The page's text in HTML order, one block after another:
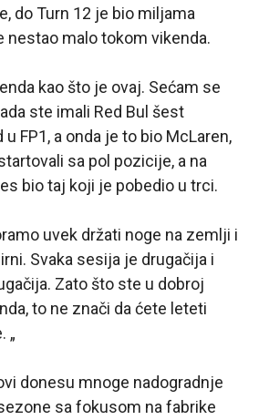
do Turn 12 je bio miljama
nestao malo tokom vikenda.
kao što je ovaj. Sećam se
ste imali Red Bul šest
FP1, a onda je to bio McLaren,
sa pol pozicije, a na
bio taj koji je pobedio u trci.
uvek držati noge na zemlji i
Svaka sesija je drugačija i
Zato što ste u dobroj
to ne znači da ćete leteti
„
donesu mnoge nadogradnje
sa fokusom na fabrike